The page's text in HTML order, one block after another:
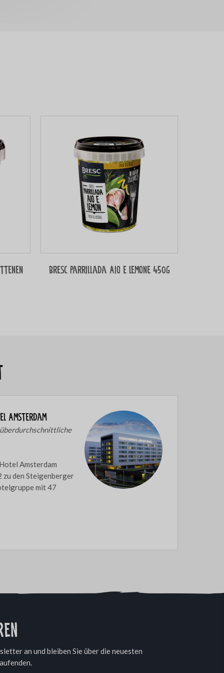
Bresc Parrillada Aio e Lemone 450g
Amsterdam
Amsterdam
den Steigenberger
mit 47
an und bleiben Sie über die neuesten